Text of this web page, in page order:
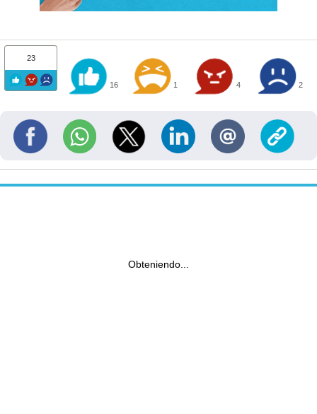
23
16 1 4 2
Obteniendo...